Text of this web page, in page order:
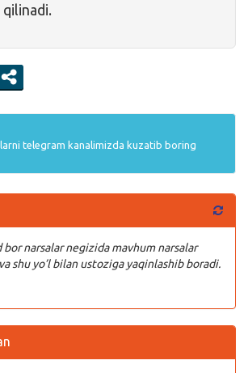
qilinadi.
telegram kanalimizda kuzatib boring
bor narsalar negizida mavhum narsalar
shu yo’l bilan ustoziga yaqinlashib boradi.